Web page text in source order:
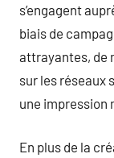
s’engagent
biais de
attrayantes, de
sur les réseaux
une impression
En plus de la